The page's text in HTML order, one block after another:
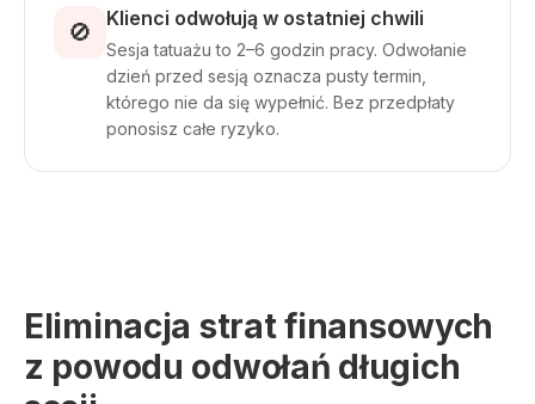
🚫 Klienci odwołują w ostatniej chwili
Sesja tatuażu to 2–6 godzin pracy. Odwołanie
dzień przed sesją oznacza pusty termin,
którego nie da się wypełnić. Bez przedpłaty
ponosisz całe ryzyko.
Eliminacja strat finansowych
z powodu odwołań długich